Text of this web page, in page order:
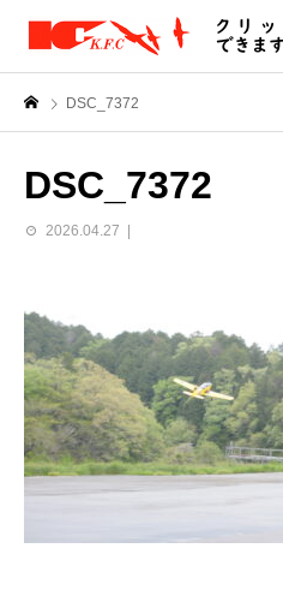
DSC_7372
DSC_7372
2026.04.27